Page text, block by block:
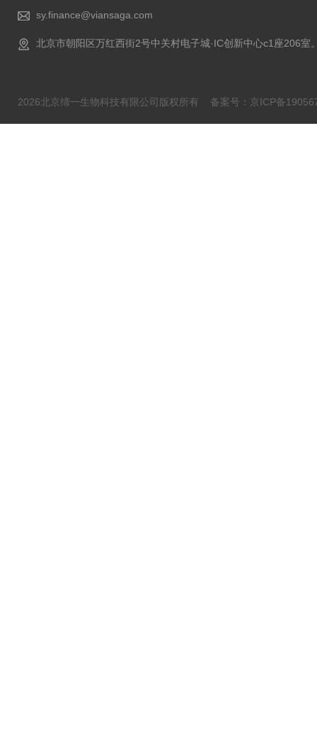
sy.finance@viansaga.com
北京市朝阳区万红西街2号中关村电子城·IC创新中心c1座206室
2026北京缔一生物科技有限公司版权所有 备案号：京ICP备